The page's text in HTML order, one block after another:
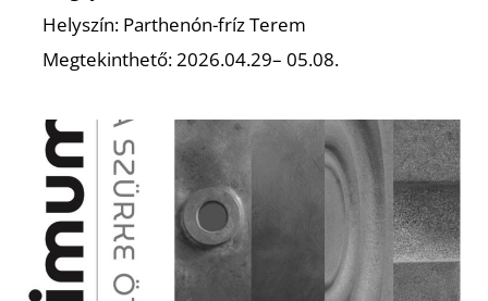
Helyszín: Parthenón-fríz Terem
Megtekinthető: 2026.04.29– 05.08.